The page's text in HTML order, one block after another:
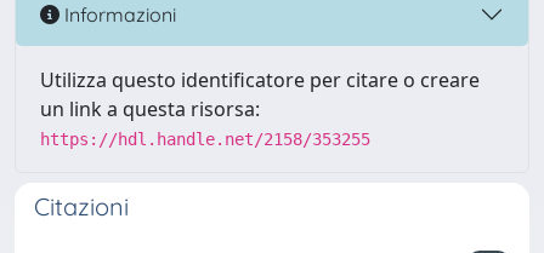
Informazioni
Utilizza questo identificatore per citare o creare
un link a questa risorsa:
https://hdl.handle.net/2158/353255
Citazioni